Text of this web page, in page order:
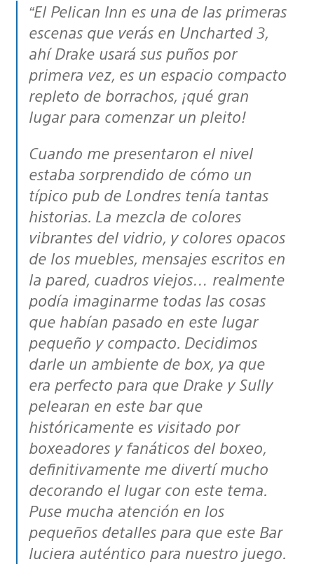
“El Pelican Inn es una de las primeras
escenas que verás en Uncharted 3,
ahí Drake usará sus puños por
primera vez, es un espacio compacto
repleto de borrachos, ¡qué gran
lugar para comenzar un pleito!
Cuando me presentaron el nivel
estaba sorprendido de cómo un
típico pub de Londres tenía tantas
historias. La mezcla de colores
vibrantes del vidrio, y colores opacos
de los muebles, mensajes escritos en
la pared, cuadros viejos… realmente
podía imaginarme todas las cosas
que habían pasado en este lugar
pequeño y compacto. Decidimos
darle un ambiente de box, ya que
era perfecto para que Drake y Sully
pelearan en este bar que
históricamente es visitado por
boxeadores y fanáticos del boxeo,
definitivamente me divertí mucho
decorando el lugar con este tema.
Puse mucha atención en los
pequeños detalles para que este Bar
luciera auténtico para nuestro juego.